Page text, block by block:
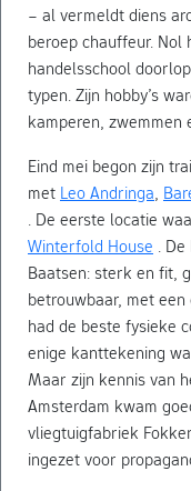
– al vermeldt diens
beroep chauffeur. Nol
handelsschool
typen. Zijn hobby’s
kamperen, zwemmen
Eind mei begon zijn
met Leo Andringa,
. De eerste locatie
Winterfold House .
Baatsen: sterk en fit,
betrouwbaar, met
had de beste fysieke
enige kanttekening
Maar zijn kennis van
Amsterdam kwam
vliegtuigfabriek
ingezet voor